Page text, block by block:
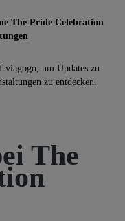
The Pride Celebration
viagogo, um Updates zu
zu entdecken.
The